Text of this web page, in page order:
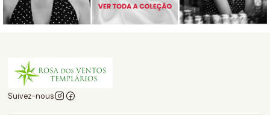
Suivez-nous